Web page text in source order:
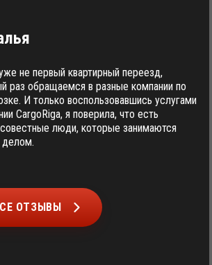
не первый квартирный переезд,
раз обращаемся в разные компании по
И только воспользовавшись услугами
CargoRiga, я поверила, что есть
люди, которые занимаются
ОТЗЫВЫ